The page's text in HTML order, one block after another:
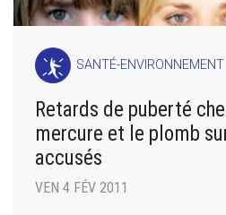
SANTÉ-ENVIRONNEMENT
Retards de puberté
mercure et le plomb
accusés
VEN 4 FÉV 2011